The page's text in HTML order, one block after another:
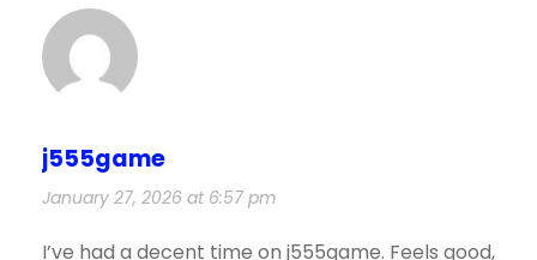
j555game
January 27, 2026 at 6:57 pm
I’ve had a decent time on j555game. Feels good,